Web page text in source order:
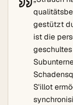
gestützt
ist die
S'illot